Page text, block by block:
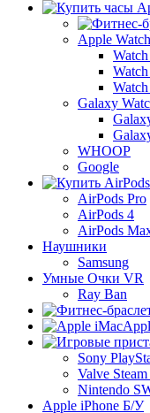
Apple Watch
Watch
Galaxy
WHOOP
Google
AirPods Pro
AirPods 4
AirPods
Наушники
Samsung
Умные Очки VR
Ray Ban
Sony
Valve
Nintendo
Apple iPhone Б/У